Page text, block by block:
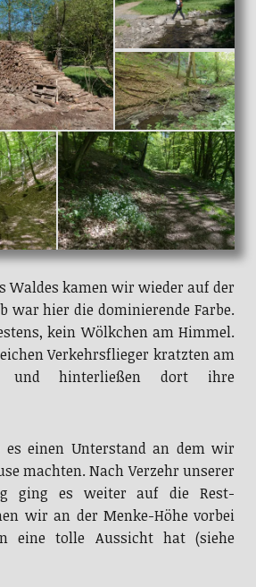
Waldes kamen wir wieder auf der
war hier die dominierende Farbe.
kein Wölkchen am Himmel.
Verkehrsflieger kratzten am
und hinterließen dort ihre
es einen Unterstand an dem wir
machten. Nach Verzehr unserer
ging es weiter auf die Rest-
wir an der Menke-Höhe vorbei
eine tolle Aussicht hat (siehe